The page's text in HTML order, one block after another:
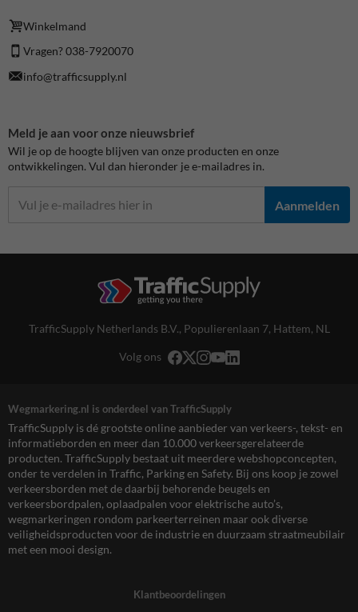
Winkelmand
Vragen? 038-7920070
info@trafficsupply.nl
Meld je aan voor onze nieuwsbrief
Wil je op de hoogte blijven van onze producten en onze
ontwikkelingen. Vul dan hieronder je e-mailadres in.
Aanmelden
TrafficSupply Netherlands B.V., Populierenlaan 7, Hattem, NL
Volg ons
Wegmarkering.nl is onderdeel van TrafficSupply
TrafficSupply is dé grootste online aanbieder van verkeers-, tekst- en
informatieborden en meer dan 10.000 verkeersgerelateerde
producten. TrafficSupply bestaat uit meerdere webshopconcepten,
onder te verdelen in Traffic, Parking en Safety. Bij ons koop je zowel
verkeersborden met de daarbij behorende beugels en
verkeersbordpalen, oplaadpalen voor elektrische auto’s,
wegmarkeringen rondom parkeerterreinen maar ook diverse
veiligheidsproducten voor de industrie en duurzaam straatmeubilair
met een mooi design.
Klantbeoordelingen